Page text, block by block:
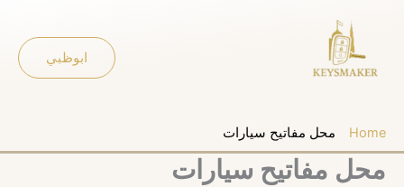
المحتوى
ابوظبي
Home محل مفاتيح سيارات
محل مفاتيح سيارات